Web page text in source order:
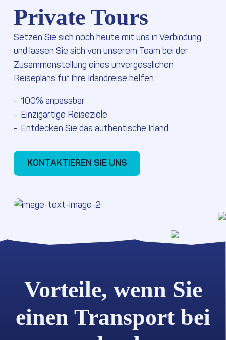
Private Tours
Setzen Sie sich noch heute mit uns in Verbindung
und lassen Sie sich von unserem Team bei der
Zusammenstellung eines unvergesslichen
Reiseplans für Ihre Irlandreise helfen.
100% anpassbar
Einzigartige Reiseziele
Entdecken Sie das authentische Irland
KONTAKTIEREN SIE UNS
KONTAKTIEREN SIE UNS
Vorteile, wenn Sie
einen Transport bei